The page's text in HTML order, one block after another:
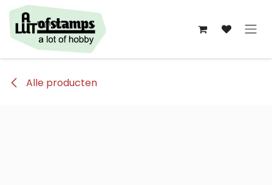
Overslaan naar inhoud
Alle producten